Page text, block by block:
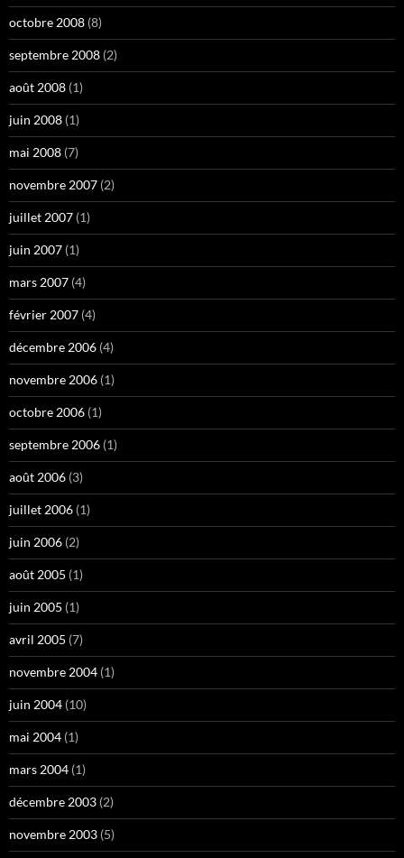
octobre 2008 (8)
septembre 2008 (2)
août 2008 (1)
juin 2008 (1)
mai 2008 (7)
novembre 2007 (2)
juillet 2007 (1)
juin 2007 (1)
mars 2007 (4)
février 2007 (4)
décembre 2006 (4)
novembre 2006 (1)
octobre 2006 (1)
septembre 2006 (1)
août 2006 (3)
juillet 2006 (1)
juin 2006 (2)
août 2005 (1)
juin 2005 (1)
avril 2005 (7)
novembre 2004 (1)
juin 2004 (10)
mai 2004 (1)
mars 2004 (1)
décembre 2003 (2)
novembre 2003 (5)